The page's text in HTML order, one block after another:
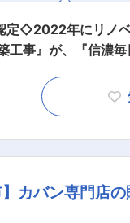
定◇2022年にリノ
工事』が、『信濃
リノベーション ■組織構成： ・42名の
しの良い会社です
百年企業（信州の
ンスコース〉認証企
カバン専門店